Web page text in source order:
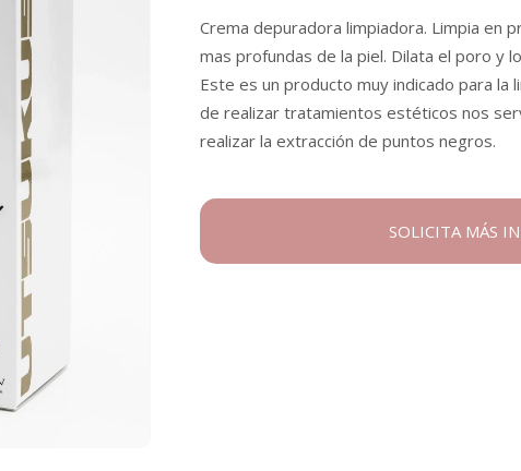
Crema depuradora limpiadora. Limpia en
mas profundas de la piel. Dilata el poro y
Este es un producto muy indicado para la
de realizar tratamientos estéticos nos
realizar la extracción de puntos negros.
SOLICITA MÁS